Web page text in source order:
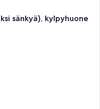
sänkyä), kylpyhuone